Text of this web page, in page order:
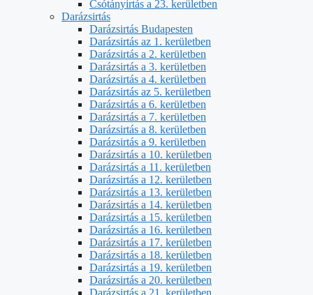
Csótányirtás a 23. kerületben
Darázsirtás
Darázsirtás Budapesten
Darázsirtás az 1. kerületben
Darázsirtás a 2. kerületben
Darázsirtás a 3. kerületben
Darázsirtás a 4. kerületben
Darázsirtás az 5. kerületben
Darázsirtás a 6. kerületben
Darázsirtás a 7. kerületben
Darázsirtás a 8. kerületben
Darázsirtás a 9. kerületben
Darázsirtás a 10. kerületben
Darázsirtás a 11. kerületben
Darázsirtás a 12. kerületben
Darázsirtás a 13. kerületben
Darázsirtás a 14. kerületben
Darázsirtás a 15. kerületben
Darázsirtás a 16. kerületben
Darázsirtás a 17. kerületben
Darázsirtás a 18. kerületben
Darázsirtás a 19. kerületben
Darázsirtás a 20. kerületben
Darázsirtás a 21. kerületben